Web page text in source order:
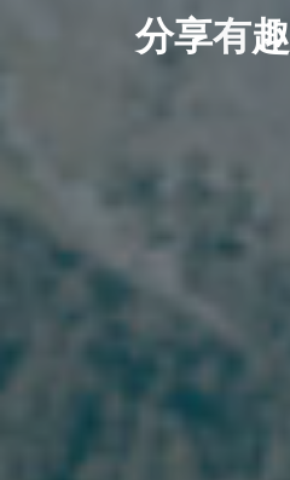
分分
享有趣
趣